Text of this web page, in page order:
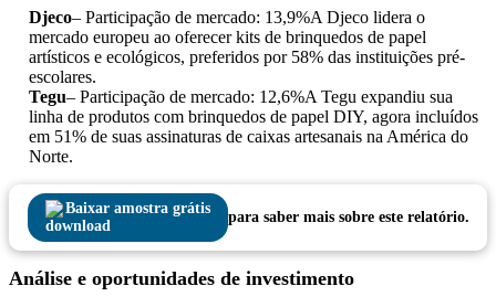
Djeco– Participação de mercado: 13,9%A Djeco lidera o
mercado europeu ao oferecer kits de brinquedos de papel
artísticos e ecológicos, preferidos por 58% das instituições pré-
escolares.
Tegu– Participação de mercado: 12,6%A Tegu expandiu sua
linha de produtos com brinquedos de papel DIY, agora incluídos
em 51% de suas assinaturas de caixas artesanais na América do
Norte.
Baixar amostra grátis
para saber mais sobre este relatório.
Análise e oportunidades de investimento